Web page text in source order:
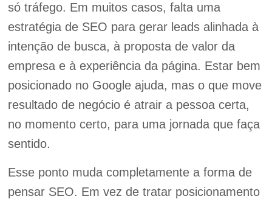
só tráfego. Em muitos casos, falta uma
estratégia de SEO para gerar leads alinhada à
intenção de busca, à proposta de valor da
empresa e à experiência da página. Estar bem
posicionado no Google ajuda, mas o que move
resultado de negócio é atrair a pessoa certa,
no momento certo, para uma jornada que faça
sentido.
Esse ponto muda completamente a forma de
pensar SEO. Em vez de tratar posicionamento